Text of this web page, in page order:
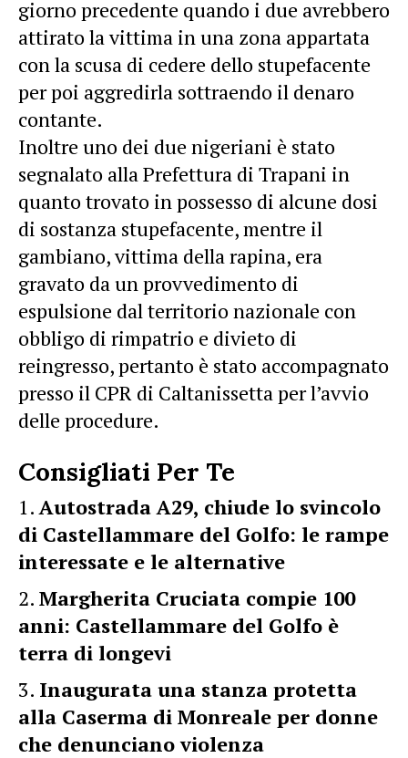
giorno precedente quando i due avrebbero
attirato la vittima in una zona appartata
con la scusa di cedere dello stupefacente
per poi aggredirla sottraendo il denaro
contante.
Inoltre uno dei due nigeriani è stato
segnalato alla Prefettura di Trapani in
quanto trovato in possesso di alcune dosi
di sostanza stupefacente, mentre il
gambiano, vittima della rapina, era
gravato da un provvedimento di
espulsione dal territorio nazionale con
obbligo di rimpatrio e divieto di
reingresso, pertanto è stato accompagnato
presso il CPR di Caltanissetta per l’avvio
delle procedure.
Consigliati Per Te
Autostrada A29, chiude lo svincolo
di Castellammare del Golfo: le rampe
interessate e le alternative
Margherita Cruciata compie 100
anni: Castellammare del Golfo è
terra di longevi
Inaugurata una stanza protetta
alla Caserma di Monreale per donne
che denunciano violenza